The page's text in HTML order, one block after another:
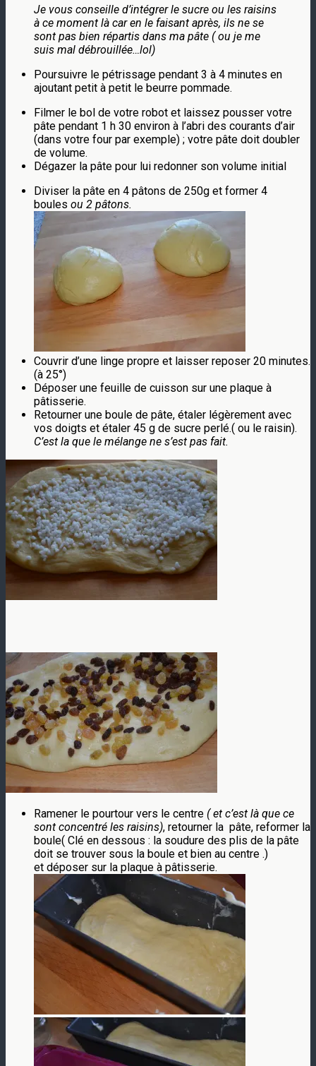
Je vous conseille d’intégrer le sucre ou les raisins
à ce moment là car en le faisant après, ils ne se
sont pas bien répartis dans ma pâte ( ou je me
suis mal débrouillée…lol)
Poursuivre le pétrissage pendant 3 à 4 minutes en
ajoutant petit à petit le beurre pommade.
Filmer le bol de votre robot et laissez pousser votre
pâte pendant 1 h 30 environ à l’abri des courants d’air
(dans votre four par exemple) ; votre pâte doit doubler
de volume.
Dégazer la pâte pour lui redonner son volume initial
Diviser la pâte en 4 pâtons de 250g et former 4
boules ou 2 pâtons.
Couvrir d’une linge propre et laisser reposer 20 minutes.
(à 25°)
Déposer une feuille de cuisson sur une plaque à
pâtisserie.
Retourner une boule de pâte, étaler légèrement avec
vos doigts et étaler 45 g de sucre perlé.( ou le raisin).
C’est la que le mélange ne s’est pas fait.
Ramener le pourtour vers le centre ( et c’est là que ce
sont concentré les raisins), retourner la pâte, reformer la
boule( Clé en dessous : la soudure des plis de la pâte
doit se trouver sous la boule et bien au centre .)
et déposer sur la plaque à pâtisserie.